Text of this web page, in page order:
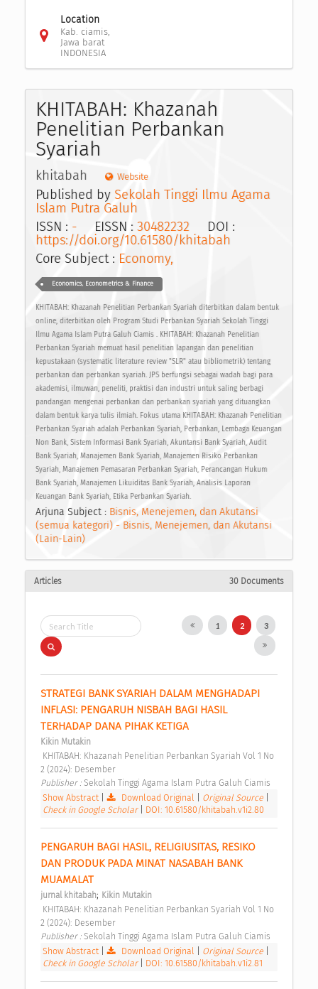
Location
Kab. ciamis,
Jawa barat
INDONESIA
KHITABAH: Khazanah
Penelitian Perbankan
Syariah
khitabah Website
Published by Sekolah Tinggi Ilmu Agama
Islam Putra Galuh
ISSN : - EISSN : 30482232 DOI :
https://doi.org/10.61580/khitabah
Core Subject : Economy,
Economics, Econometrics & Finance
KHITABAH: Khazanah Penelitian Perbankan Syariah diterbitkan dalam bentuk
online, diterbitkan oleh Program Studi Perbankan Syariah Sekolah Tinggi
Ilmu Agama Islam Putra Galuh Ciamis . KHITABAH: Khazanah Penelitian
Perbankan Syariah memuat hasil penelitian lapangan dan penelitian
kepustakaan (systematic literature review "SLR" atau bibliometrik) tentang
perbankan dan perbankan syariah. JPS berfungsi sebagai wadah bagi para
akademisi, ilmuwan, peneliti, praktisi dan industri untuk saling berbagi
pandangan mengenai perbankan dan perbankan syariah yang dituangkan
dalam bentuk karya tulis ilmiah. Fokus utama KHITABAH: Khazanah Penelitian
Perbankan Syariah adalah Perbankan Syariah, Perbankan, Lembaga Keuangan
Non Bank, Sistem Informasi Bank Syariah, Akuntansi Bank Syariah, Audit
Bank Syariah, Manajemen Bank Syariah, Manajemen Risiko Perbankan
Syariah, Manajemen Pemasaran Perbankan Syariah, Perancangan Hukum
Bank Syariah, Manajemen Likuiditas Bank Syariah, Analisis Laporan
Keuangan Bank Syariah, Etika Perbankan Syariah.
Arjuna Subject : Bisnis, Menejemen, dan Akutansi
(semua kategori) - Bisnis, Menejemen, dan Akutansi
(Lain-Lain)
Articles 30 Documents
1 2 3
STRATEGI BANK SYARIAH DALAM MENGHADAPI
INFLASI: PENGARUH NISBAH BAGI HASIL
TERHADAP DANA PIHAK KETIGA
Kikin Mutakin
2 (2024): Desember
Publisher : Sekolah Tinggi Agama Islam Putra Galuh Ciamis
Show Abstract| Download Original Original Source
Check in Google Scholar
DOI: 10.61580/khitabah.v1i2.80
PENGARUH BAGI HASIL, RELIGIUSITAS, RESIKO
DAN PRODUK PADA MINAT NASABAH BANK
MUAMALAT
jurnal khitabah; Kikin Mutakin
2 (2024): Desember
Publisher : Sekolah Tinggi Agama Islam Putra Galuh Ciamis
Show Abstract| Download Original Original Source
Check in Google Scholar
DOI: 10.61580/khitabah.v1i2.81